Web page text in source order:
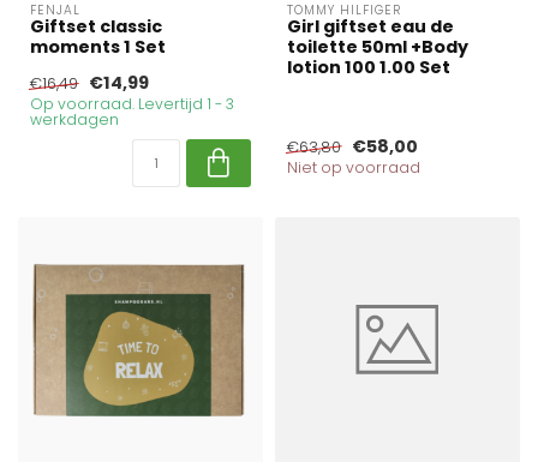
FENJAL
Giftset classic
moments 1 Set
€16,49 €14,99
Op voorraad. Levertijd 1 - 3
werkdagen
TOMMY HILFIGER
Girl giftset eau de
toilette 50ml +Body
lotion 100 1.00 Set
€63,80 €58,00
Niet op voorraad